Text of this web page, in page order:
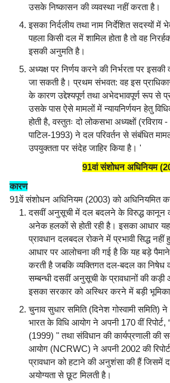
उसके निष्कासन की व्यवस्था नहीं करता है।
इसका निर्दलीय तथा नाम निर्देशित सदस्यों में
पहला किसी दल में शामिल होता है तो वह
इसकी अनुमति है।
अध्यक्ष पर निर्णय करने की निर्भरता पर
जा सकती है। प्रथम संभवत: वह इस
के कारण उद्देश्यपूर्ण तथा अभेदभावपूर्ण रूप से
उसके पास ऐसे मामलों में न्यायनिर्णयन हेतु
होती है, वस्तुतः दो लोकसभा अध्यक्षों
पाटिल-1993) ने दल परिवर्तन से संबंधित
उपयुक्तता पर संदेह जाहिर किया है। '
91वां संशोधन अधिनियम
कारण
91वें संशोधन अधिनियम (2003) को अधिनियमित
दसवीं अनुसूची में दल बदलने के विरुद्ध कानून
अनेक हलकों से होती रही है। इसका आधार
प्रावधान दलबदल रोकने में प्रभावी सिद्ध
आधार पर आलोचना की गई है कि यह बड़े
करती है जबकि व्यक्तिगत दल-बदल का निषेध
सम्बन्धी दसवीं अनुसूची के प्रावधानों की
इसका सरकार को अस्थिर करने में बड़ी भूमिका
चुनाव सुधार समिति (दिनेश गोस्वामी समिति)
भारत के विधि आयोग ने अपनी 170 वीं
(1999) " तथा संविधान की कार्यप्रणाली की
आयोग (NCRWC) ने अपनी 2002 की
प्रावधान को हटाने की अनुशंसा की हैं जिसमें
अयोग्यता से छूट मिलती है।